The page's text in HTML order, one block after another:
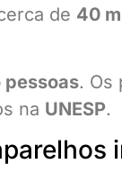
de 40
pessoas. Os
na UNESP.